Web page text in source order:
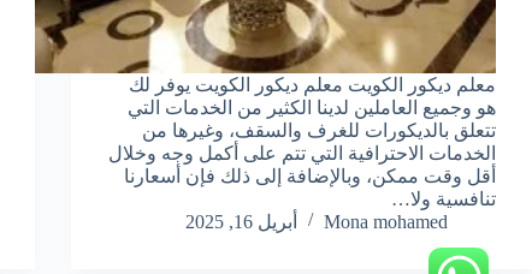
معلم ديكور الكويت معلم ديكور الكويت يوفر لك
هو وجميع العاملين لدينا الكثير من الخدمات التي
تتعلق بالديكورات للغرف والسقف، وغيرها من
الخدمات الاحترافية التي تتم على أكمل وجه وخلال
أقل وقت ممكن، وبالإضافة إلى ذلك فإن أسعارنا
تنافسية ولا…
Mona mohamed
أبريل 16, 2025